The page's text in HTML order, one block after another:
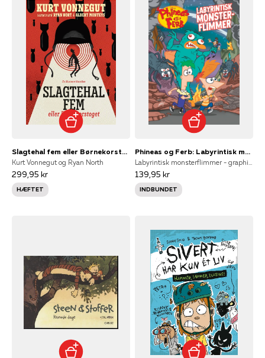
Slagtehal fem eller Børnekorstoget - en illustreret klassiker
Kurt Vonnegut og Ryan North
299,95 kr
HÆFTET
Phineas og Ferb: Labyrintisk monsterflimmer - graphic novel
Labyrintisk monsterflimmer - graphic novel, Disney
139,95 kr
INDBUNDET